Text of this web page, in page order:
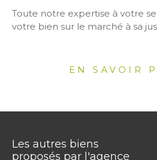
Toute notre expertise à votre
votre bien sur le marché à sa
EN SAVOIR
Les autres biens
proposés par l'agence